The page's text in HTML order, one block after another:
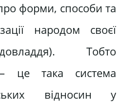
форми, способи та
народом своєї
Тобто
це така система
відносин у